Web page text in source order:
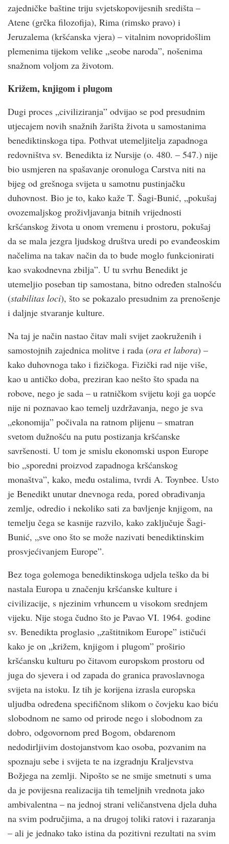
zajedničke baštine triju svjetskopovijesnih središta –
Atene (grčka filozofija), Rima (rimsko pravo) i
Jeruzalema (kršćanska vjera) – vitalnim novopridošlim
plemenima tijekom velike „seobe naroda”, nošenima
snažnom voljom za životom.
Križem, knjigom i plugom
Dugi proces „civiliziranja” odvijao se pod presudnim
utjecajem novih snažnih žarišta života u samostanima
benediktinskoga tipa. Pothvat utemeljitelja zapadnoga
redovništva sv. Benedikta iz Nursije (o. 480. – 547.) nije
bio usmjeren na spašavanje oronuloga Carstva niti na
bijeg od grešnoga svijeta u samotnu pustinjačku
duhovnost. Bio je to, kako kaže T. Šagi-Bunić, „pokušaj
ovozemaljskog proživljavanja bitnih vrijednosti
kršćanskog života u onom vremenu i prostoru, pokušaj
da se mala jezgra ljudskog društva uredi po evanđeoskim
načelima na takav način da to bude moglo funkcionirati
kao svakodnevna zbilja”. U tu svrhu Benedikt je
utemeljio poseban tip samostana, bitno određen stalnošću
(stabilitas loci), što se pokazalo presudnim za prenošenje
i daljnje stvaranje kulture.
Na taj je način nastao čitav mali svijet zaokruženih i
samostojnih zajednica molitve i rada (ora et labora) –
kako duhovnoga tako i fizičkoga. Fizički rad nije više,
kao u antičko doba, preziran kao nešto što spada na
robove, nego je sada – u ratničkom svijetu koji ga uopće
nije ni poznavao kao temelj uzdržavanja, nego je sva
„ekonomija” počivala na ratnom plijenu – smatran
svetom dužnošću na putu postizanja kršćanske
savršenosti. U tom je smislu ekonomski uspon Europe
bio „sporedni proizvod zapadnoga kršćanskog
monaštva”, kako, među ostalima, tvrdi A. Toynbee. Usto
je Benedikt unutar dnevnoga reda, pored obrađivanja
zemlje, odredio i nekoliko sati za bavljenje knjigom, na
temelju čega se kasnije razvilo, kako zaključuje Šagi-
Bunić, „sve ono što se može nazivati benediktinskim
prosvjećivanjem Europe”.
Bez toga golemoga benediktinskoga udjela teško da bi
nastala Europa u značenju kršćanske kulture i
civilizacije, s njezinim vrhuncem u visokom srednjem
vijeku. Nije stoga čudno što je Pavao VI. 1964. godine
sv. Benedikta proglasio „zaštitnikom Europe” ističući
kako je on „križem, knjigom i plugom” proširio
kršćansku kulturu po čitavom europskom prostoru od
juga do sjevera i od zapada do granica pravoslavnoga
svijeta na istoku. Iz tih je korijena izrasla europska
uljudba određena specifičnom slikom o čovjeku kao biću
slobodnom ne samo od prirode nego i slobodnom za
dobro, odgovornom pred Bogom, obdarenom
nedodirljivim dostojanstvom kao osoba, pozvanim na
spoznaju sebe i svijeta te na izgradnju Kraljevstva
Božjega na zemlji. Nipošto se ne smije smetnuti s uma
da je povijesna realizacija tih temeljnih vrednota jako
ambivalentna – na jednoj strani veličanstvena djela duha
na svim područjima, a na drugoj toliki ratovi i razaranja
– ali je jednako tako istina da pozitivni rezultati na svim